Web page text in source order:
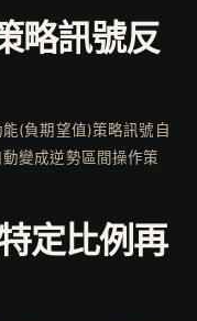
略訊號反
(負期望值)策略訊號自
變成逆勢區間操作策
定比例再